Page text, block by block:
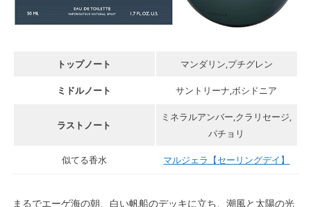
トップノート マンダリン,プチグレン
ミドルノート サントリーナ,ボシドニア
ラストノート
ミネラルアンバー,クラリセージ,
パチョリ
似てる香水 マルジェラ【セーリングデイ】
まるでエーゲ海の朝、白い帆船のデッキに立ち、潮風と太陽の光